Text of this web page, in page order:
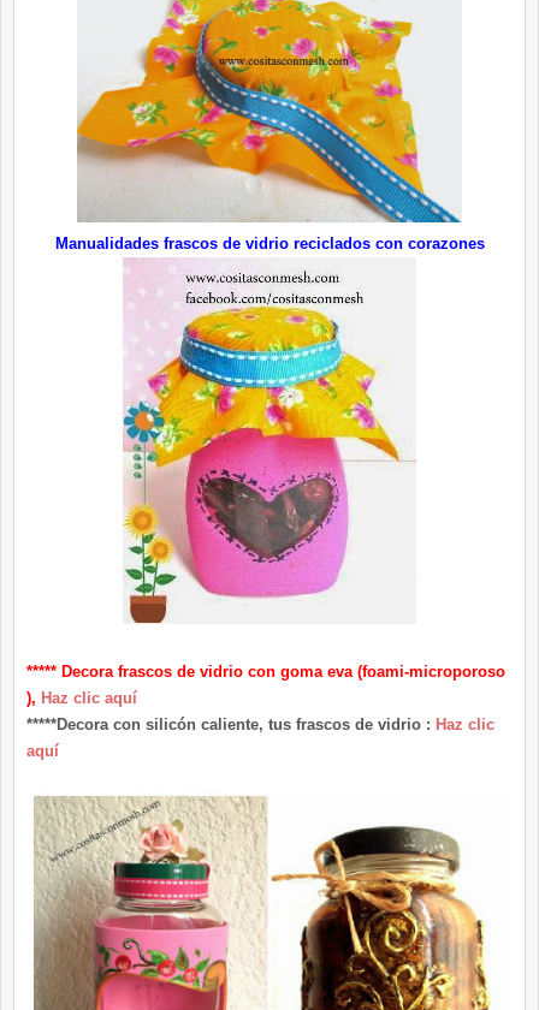
Manualidades frascos de vidrio reciclados con corazones
***** Decora frascos de vidrio con goma eva (foami-microporoso
), Haz clic aquí
*****Decora con silicón caliente, tus frascos de vidrio : Haz clic
aquí